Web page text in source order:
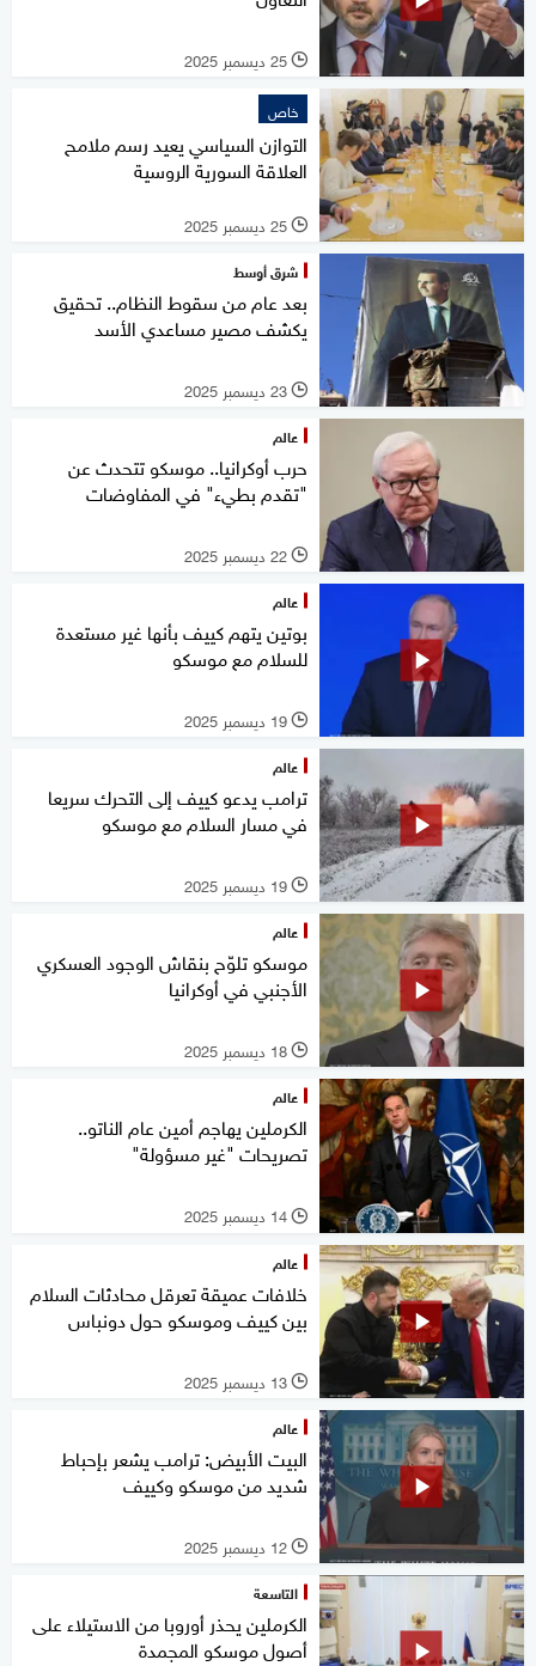
l 25 ديسمبر 2025
خاص
التوازن السياسي يعيد رسم ملامح
العلاقة السورية الروسية
l 25 ديسمبر 2025
شرق أوسط
بعد عام من سقوط النظام.. تحقيق
يكشف مصير مساعدي الأسد
l 23 ديسمبر 2025
عالم
حرب أوكرانيا.. موسكو تتحدث عن
"تقدم بطيء" في المفاوضات
l 22 ديسمبر 2025
عالم
بوتين يتهم كييف بأنها غير مستعدة
للسلام مع موسكو
l 19 ديسمبر 2025
عالم
ترامب يدعو كييف إلى التحرك سريعا
في مسار السلام مع موسكو
l 19 ديسمبر 2025
عالم
موسكو تلوّح بنقاش الوجود العسكري
الأجنبي في أوكرانيا
l 18 ديسمبر 2025
عالم
الكرملين يهاجم أمين عام الناتو..
تصريحات "غير مسؤولة"
l 14 ديسمبر 2025
عالم
خلافات عميقة تعرقل محادثات السلام
بين كييف وموسكو حول دونباس
l 13 ديسمبر 2025
عالم
البيت الأبيض: ترامب يشعر بإحباط
شديد من موسكو وكييف
l 12 ديسمبر 2025
التاسعة
الكرملين يحذر أوروبا من الاستيلاء على
أصول موسكو المجمدة